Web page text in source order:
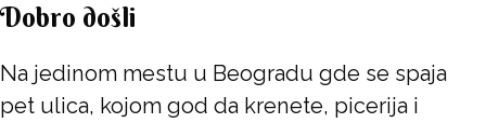
Dobro došli
Na jedinom mestu u Beogradu gde se spaja
pet ulica, kojom god da krenete, picerija i